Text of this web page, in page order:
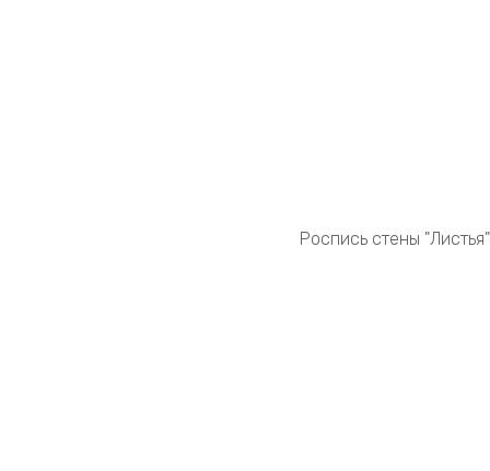
Роспись стены "Листья"